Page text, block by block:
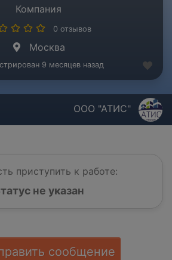
Компания
0 отзывов
Москва
9 месяцев назад
ООО "АТИС"
приступить к работе:
не указан
сообщение